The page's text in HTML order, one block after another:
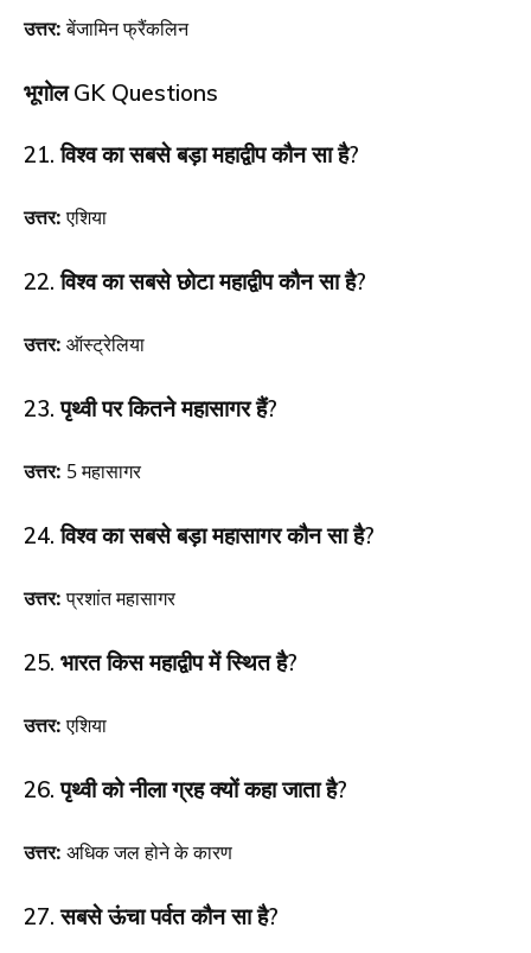
उत्तर:बेंजामिन फ्रैंकलिन
भूगोल GK Questions
21. विश्व का सबसे बड़ा महाद्वीप कौन सा है?
उत्तर:एशिया
22. विश्व का सबसे छोटा महाद्वीप कौन सा है?
उत्तर: ऑस्ट्रेलिया
23. पृथ्वी पर कितने महासागर हैं?
उत्तर: 5 महासागर
24. विश्व का सबसे बड़ा महासागर कौन सा है?
उत्तर:प्रशांत महासागर
25. भारत किस महाद्वीप में स्थित है?
उत्तर:एशिया
26. पृथ्वी को नीला ग्रह क्यों कहा जाता है?
उत्तर: अधिक जल होने के कारण
27. सबसे ऊंचा पर्वत कौन सा है?